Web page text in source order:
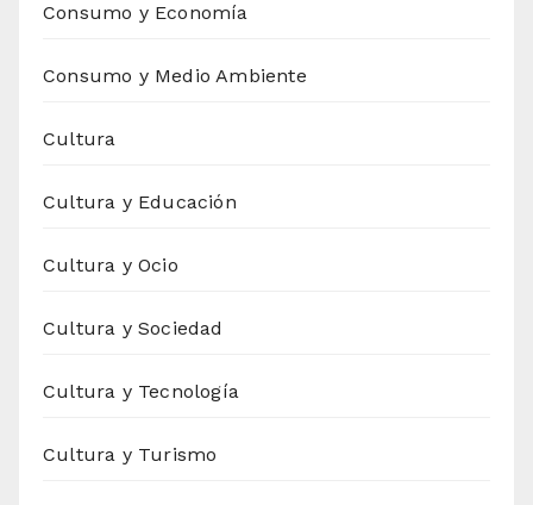
Consumo y Economía
Consumo y Medio Ambiente
Cultura
Cultura y Educación
Cultura y Ocio
Cultura y Sociedad
Cultura y Tecnología
Cultura y Turismo